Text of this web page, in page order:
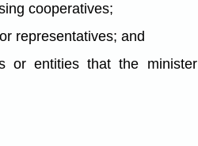
cooperatives;
representatives; and
or entities that the minister